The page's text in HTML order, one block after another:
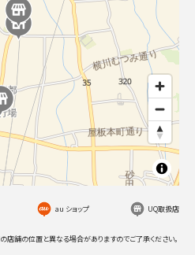
au ショップ UQ取扱店
舗の位置と異なる場合がありますのでご了承ください。